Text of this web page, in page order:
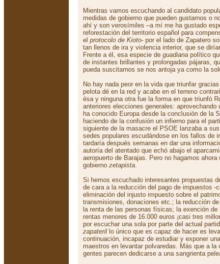
Mientras vamos escuchando al candidato
medidas de gobierno que pueden gustarnos o
ahí y son verosímiles –a mí me ha gustado
reforestación del territorio español para
el protocolo de Kioto- por el lado de Zapatero
tan llenos de ira y violencia interior, que se
Frente a él, esa especie de guadiana político
de instantes brillantes y prolongadas pájaras,
pueda suscitarnos se nos antoja ya como la
No hay nada peor en la vida que triunfar
pelota dé en la red y acabe en el terreno
ésa y ninguna otra fue la forma en que triunfó
anteriores elecciones generales:
ha conocido Europa desde la conclusión de la
haciendo de la confusión un infierno para el
siguiente de la masacre el PSOE lanzaba a
sedes populares escudándose en los fallos de
tardaría después semanas en dar una
autoría del atentado que echó abajo el
aeropuerto de Barajas. Pero no hagamos
gobierno zetapista.
Si hemos escuchado interesantes propuestas
de cara a la reducción del pago de impuestos -
eliminación del injusto impuesto sobre el
transmisiones, donaciones etc.; la reducción
la renta de las personas físicas; la exención
rentas menores de 16.000 euros ¡casi tres
por escuchar una sola por parte del actual
zapateril lo único que es capaz de hacer es
continuación, incapaz de estudiar y exponer
maestros en levantar polvaredas. Más que a
gentes parecen dedicarse a una sangrienta